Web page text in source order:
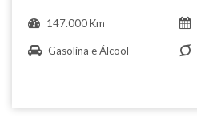
147.000 Km
Gasolina e Álcool